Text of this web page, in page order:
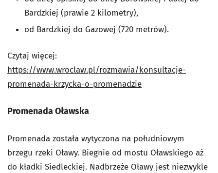
Bardzkiej (prawie 2 kilometry),
od Bardzkiej do Gazowej (720 metrów).
Czytaj więcej:
https://www.wroclaw.pl/rozmawia/konsultacje-
promenada-krzycka-o-promenadzie
Promenada Oławska
Promenada została wytyczona na południowym
brzegu rzeki Oławy. Biegnie od mostu Oławskiego aż
do kładki Siedleckiej. Nadbrzeże Oławy jest niezwykle